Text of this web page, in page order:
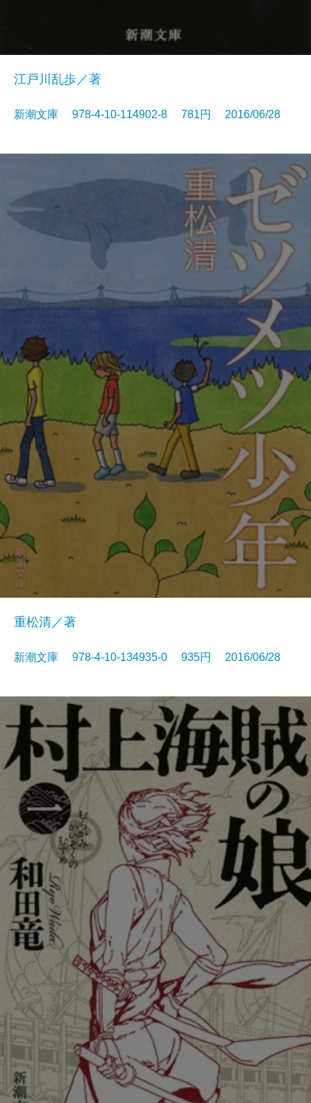
江戸川乱歩／著
新潮文庫 978-4-10-114902-8 781円 2016/06/28
重松清／著
新潮文庫 978-4-10-134935-0 935円 2016/06/28